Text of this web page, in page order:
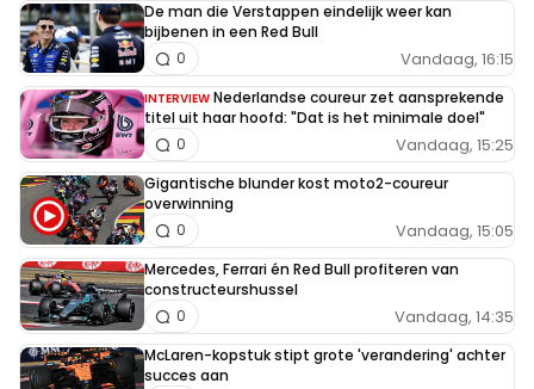
De man die Verstappen eindelijk weer kan
bijbenen in een Red Bull
Vandaag, 16:15
0
INTERVIEW Nederlandse coureur zet aansprekende
titel uit haar hoofd: "Dat is het minimale doel"
Vandaag, 15:25
0
Gigantische blunder kost moto2-coureur
overwinning
Vandaag, 15:05
0
Mercedes, Ferrari én Red Bull profiteren van
constructeurshussel
Vandaag, 14:35
0
McLaren-kopstuk stipt grote 'verandering' achter
succes aan